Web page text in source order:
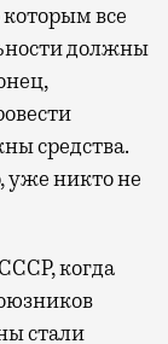
все
должны
средства.
уже никто не
когда
стали